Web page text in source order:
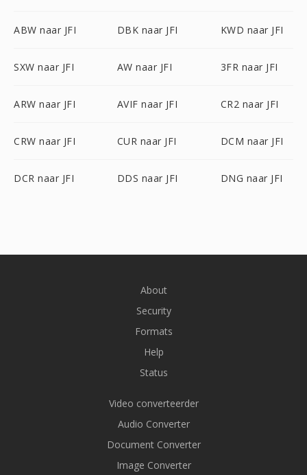
ABW naar JFI DBK naar JFI KWD naar JFI
SXW naar JFI AW naar JFI 3FR naar JFI
ARW naar JFI AVIF naar JFI CR2 naar JFI
CRW naar JFI CUR naar JFI DCM naar JFI
DCR naar JFI DDS naar JFI DNG naar JFI
About
Security
Formats
Help
Status
Video converteerder
Audio Converter
Document Converter
Image Converter